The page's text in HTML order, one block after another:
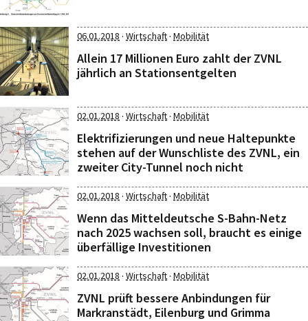
06.01.2018 · Wirtschaft· Mobilität
Allein 17 Millionen Euro zahlt der ZVNL
jährlich an Stationsentgelten
02.01.2018 · Wirtschaft· Mobilität
Elektrifizierungen und neue Haltepunkte
stehen auf der Wunschliste des ZVNL, ein
zweiter City-Tunnel noch nicht
02.01.2018 · Wirtschaft· Mobilität
Wenn das Mitteldeutsche S-Bahn-Netz
nach 2025 wachsen soll, braucht es einige
überfällige Investitionen
02.01.2018 · Wirtschaft· Mobilität
ZVNL prüft bessere Anbindungen für
Markranstädt, Eilenburg und Grimma